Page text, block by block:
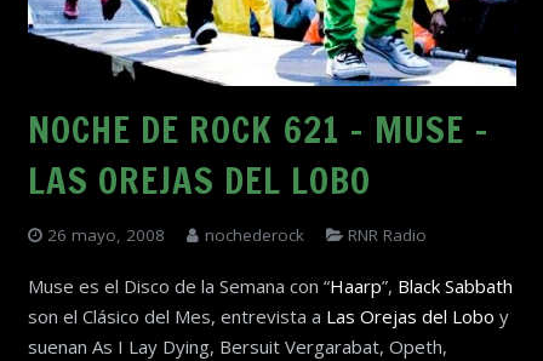
NOCHE DE ROCK 621 – MUSE –
LAS OREJAS DEL LOBO
26 mayo, 2008 nochederock RNR Radio
Muse es el Disco de la Semana con “Haarp”, Black Sabbath
son el Clásico del Mes, entrevista a Las Orejas del Lobo y
suenan As I Lay Dying, Bersuit Vergarabat, Opeth,